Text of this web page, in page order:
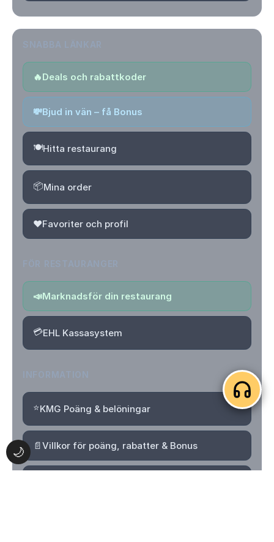
🌙
🔥Deals och rabattkoder
💸Bjud in vän – få Bonus
🍽️Hitta restaurang
📦Mina order
❤️Favoriter och profil
📣Marknadsför din restaurang
💳EHL Kassasystem
⭐KMG Poäng & belöningar
📄Villkor för poäng, rabatter & Bonus